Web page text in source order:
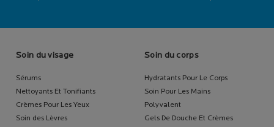
Soin du visage
Sérums
Nettoyants Et Tonifiants
Crèmes Pour Les Yeux
Soin des Lèvres
Soin du corps
Hydratants Pour Le Corps
Soin Pour Les Mains
Polyvalent
Gels De Douche Et Crèmes